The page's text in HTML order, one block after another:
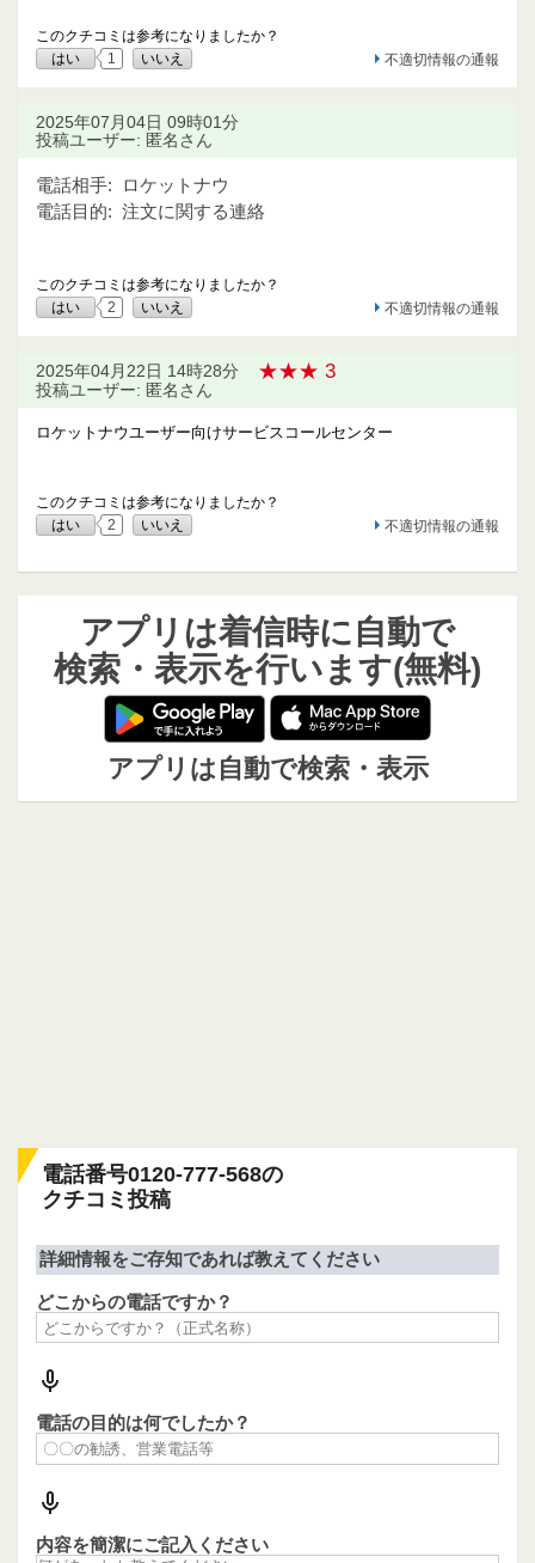
このクチコミは参考になりましたか？
はい
1 いいえ 不適切情報の通報
2025年07月04日 09時01分
投稿ユーザー: 匿名さん
電話相手:
ロケットナウ
電話目的: 注文に関する連絡
このクチコミは参考になりましたか？
はい
2 いいえ 不適切情報の通報
2025年04月22日 14時28分 ★★★ 3
投稿ユーザー: 匿名さん
ロケットナウユーザー向けサービスコールセンター
このクチコミは参考になりましたか？
はい
2 いいえ 不適切情報の通報
アプリは着信時に自動で
検索・表示を行います(無料)
アプリは自動で検索・表示
電話番号0120-777-568の
クチコミ投稿
詳細情報をご存知であれば教えてください
どこからの電話ですか？
電話の目的は何でしたか？
内容を簡潔にご記入ください